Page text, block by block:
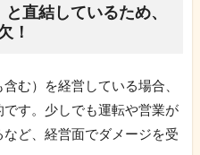
直結しているため、
！
む）を経営している場合、
す。少しでも運転や営業が
ど、経営面でダメージを受